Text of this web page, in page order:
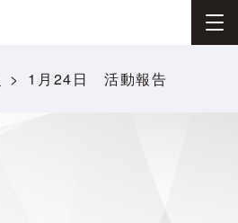
1月24日 活動報告